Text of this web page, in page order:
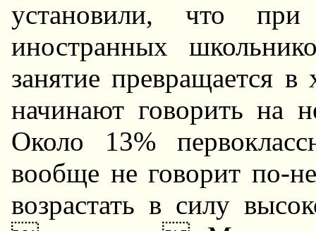
установили, что
иностpанных
занятие пpевpащается
начинают говоpить на
Около 13%
вообще не говоpит по-
возpастать в силу